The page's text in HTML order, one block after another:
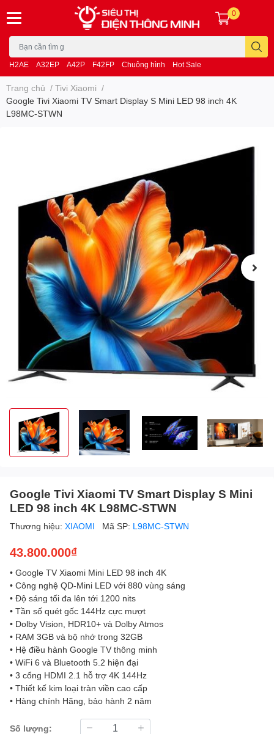
H2AE A32EP A42P F42FP Chuông hình Hot Sale
0
Trang chủ / Tivi Xiaomi /
Google Tivi Xiaomi TV Smart Display S Mini LED 98 inch 4K
L98MC-STWN
Google Tivi Xiaomi TV Smart Display S Mini
LED 98 inch 4K L98MC-STWN
Thương hiệu: XIAOMI Mã SP: L98MC-STWN
43.800.000₫
• Google TV Xiaomi Mini LED 98 inch 4K
• Công nghệ QD-Mini LED với 880 vùng sáng
• Độ sáng tối đa lên tới 1200 nits
• Tần số quét gốc 144Hz cực mượt
• Dolby Vision, HDR10+ và Dolby Atmos
• RAM 3GB và bộ nhớ trong 32GB
• Hệ điều hành Google TV thông minh
• WiFi 6 và Bluetooth 5.2 hiện đại
• 3 cổng HDMI 2.1 hỗ trợ 4K 144Hz
• Thiết kế kim loại tràn viền cao cấp
• Hàng chính Hãng, bảo hành 2 năm
Số lượng: